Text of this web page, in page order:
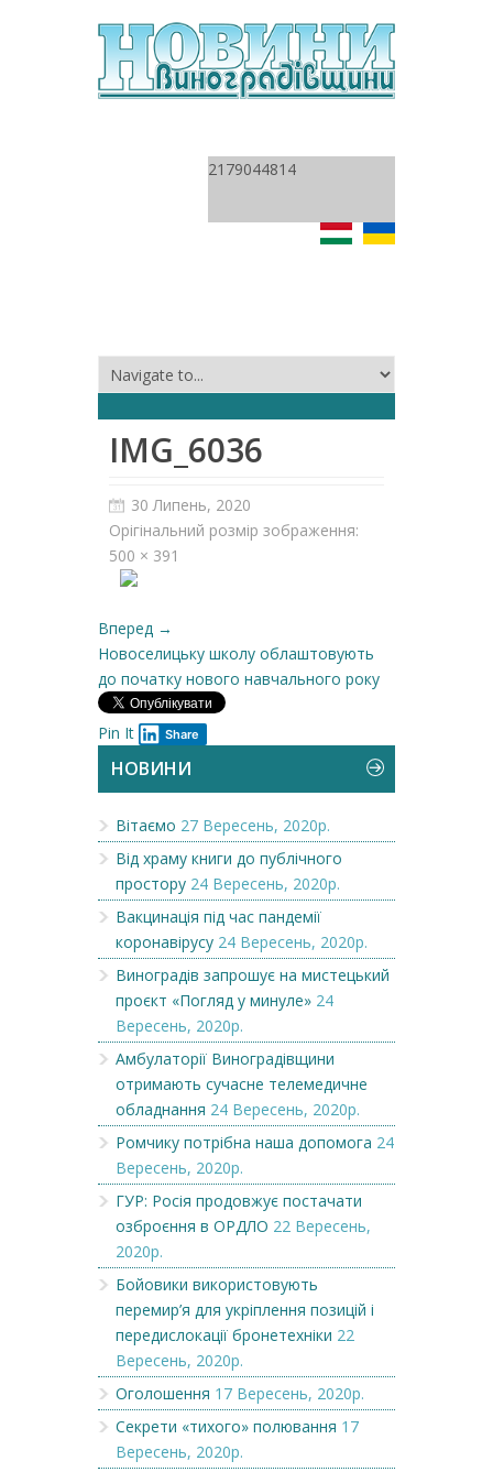
2179044814
IMG_6036
30 Липень, 2020
Орігінальний розмір зображення:
500 × 391
Вперед →
Новоселицьку школу облаштовують
до початку нового навчального року
Pin It Share
НОВИНИ
Вітаємо 27 Вересень, 2020р.
Від храму книги до публічного
простору 24 Вересень, 2020р.
Вакцинація під час пандемії
коронавірусу 24 Вересень, 2020р.
Виноградів запрошує на мистецький
проєкт «Погляд у минуле» 24
Вересень, 2020р.
Амбулаторії Виноградівщини
отримають сучасне телемедичне
обладнання 24 Вересень, 2020р.
Ромчику потрібна наша допомога 24
Вересень, 2020р.
ГУР: Росія продовжує постачати
озброєння в ОРДЛО 22 Вересень,
2020р.
Бойовики використовують
перемир’я для укріплення позицій і
передислокації бронетехніки 22
Вересень, 2020р.
Оголошення 17 Вересень, 2020р.
Секрети «тихого» полювання 17
Вересень, 2020р.